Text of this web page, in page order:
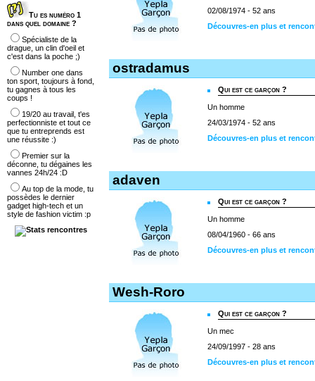
02/08/1974 - 52 ans
Découvres-en plus et
ostradamus
Qui est ce garçon ?
Un homme
24/03/1974 - 52 ans
Découvres-en plus et
adaven
Qui est ce garçon ?
Un homme
08/04/1960 - 66 ans
Découvres-en plus et
Wesh-Roro
Qui est ce garçon ?
Un mec
24/09/1997 - 28 ans
Découvres-en plus et
Tu es numéro 1
dans quel domaine ?
Spécialiste de la
drague, un clin d'oeil et
c'est dans la poche ;)
Number one dans
ton sport, toujours à fond,
tu gagnes à tous les
coups !
19/20 au travail, t'es
perfectionniste et tout ce
que tu entreprends est
une réussite :)
Premier sur la
déconne, tu dégaines les
vannes 24h/24 :D
Au top de la mode, tu
possèdes le dernier
gadget high-tech et un
style de fashion victim :p